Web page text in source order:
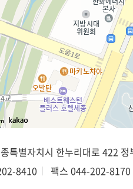
특별자치시 한누리대로 422
8410 팩스 044-202-8170